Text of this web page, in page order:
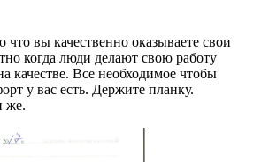
что вы качественно оказываете свои
когда люди делают свою работу
качестве. Все необходимое чтобы
у вас есть. Держите планку.
же.